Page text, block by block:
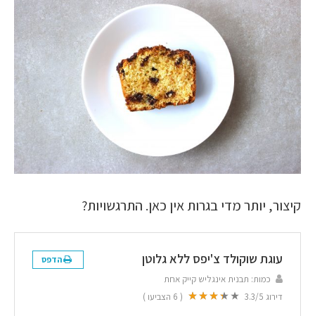
קיצור, יותר מדי בגרות אין כאן. התרגשויות?
עוגת שוקולד צ'יפס ללא גלוטן הדפס
כמות: תבנית אינגליש קייק אחת
דירוג
3.3/5
(
6 הצביעו )